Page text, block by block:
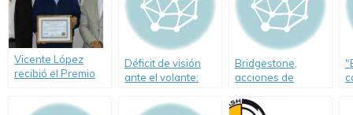
Vicente López
recibió el Premio
Seguridad Vial
Déficit de visión
ante el volante:
Bridgestone,
acciones de
argentina